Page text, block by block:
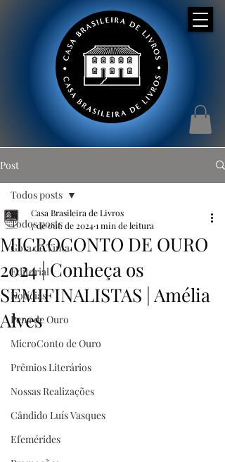
Post
Todos posts
Gota de Tinta
Editorial
Notícias
Pena de Ouro
MicroConto de Ouro
Prêmios Literários
Nossas Realizações
Cândido Luís Vasques
Efemérides
Todos posts
MICROCONTO DE OURO
2024 | Conheça os
SEMIFINALISTAS | Amélia
Alves
Casa Brasileira de Livros
7 de out. de 20241 min de leitura